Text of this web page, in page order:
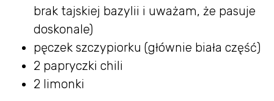
brak tajskiej bazylii i uważam, że pasuje
doskonale)
pęczek szczypiorku (głównie biała część)
2 papryczki chili
2 limonki